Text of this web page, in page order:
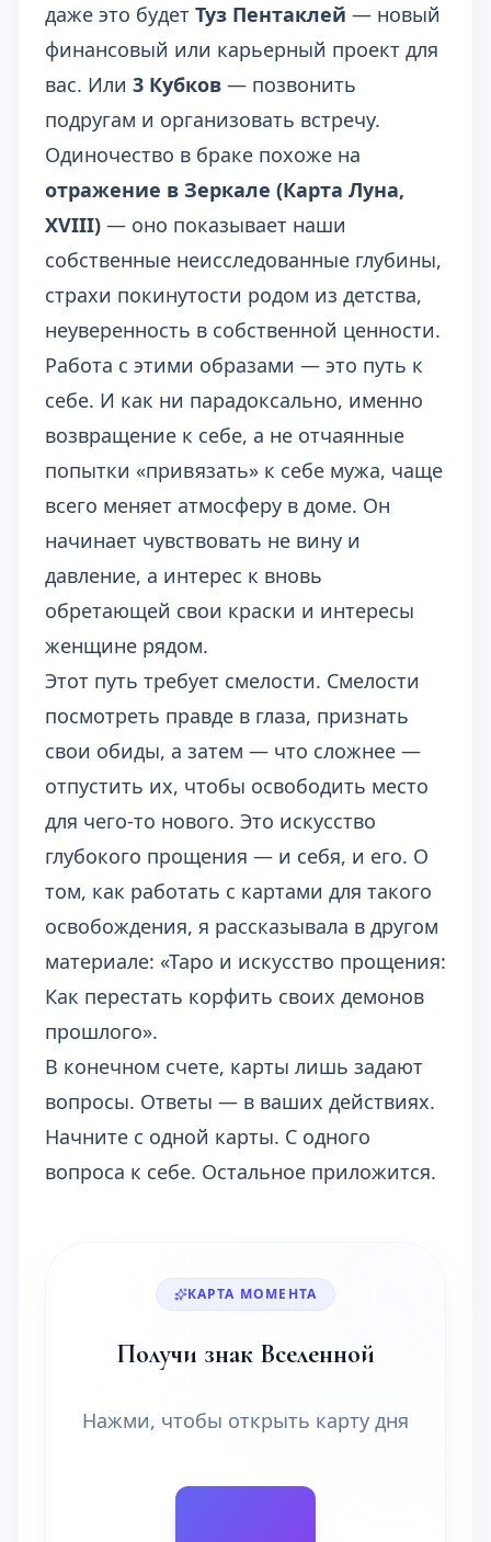
даже это будет Туз Пентаклей — новый
финансовый или карьерный проект для
вас. Или 3 Кубков — позвонить
подругам и организовать встречу.
Одиночество в браке похоже на
отражение в Зеркале (Карта Луна,
XVIII) — оно показывает наши
собственные неисследованные глубины,
страхи покинутости родом из детства,
неуверенность в собственной ценности.
Работа с этими образами — это путь к
себе. И как ни парадоксально, именно
возвращение к себе, а не отчаянные
попытки «привязать» к себе мужа, чаще
всего меняет атмосферу в доме. Он
начинает чувствовать не вину и
давление, а интерес к вновь
обретающей свои краски и интересы
женщине рядом.
Этот путь требует смелости. Смелости
посмотреть правде в глаза, признать
свои обиды, а затем — что сложнее —
отпустить их, чтобы освободить место
для чего-то нового. Это искусство
глубокого прощения — и себя, и его. О
том, как работать с картами для такого
освобождения, я рассказывала в другом
материале: «Таро и искусство прощения:
Как перестать корфить своих демонов
прошлого».
В конечном счете, карты лишь задают
вопросы. Ответы — в ваших действиях.
Начните с одной карты. С одного
вопроса к себе. Остальное приложится.
КАРТА МОМЕНТА
Получи знак Вселенной
Нажми, чтобы открыть карту дня